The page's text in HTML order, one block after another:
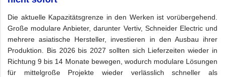
Die aktuelle Kapazitätsgrenze in den Werken ist vorübergehend.
Große modulare Anbieter, darunter Vertiv, Schneider Electric und
mehrere asiatische Hersteller, investieren in den Ausbau ihrer
Produktion. Bis 2026 bis 2027 sollten sich Lieferzeiten wieder in
Richtung 9 bis 14 Monate bewegen, wodurch modulare Lösungen
für mittelgroße Projekte wieder verlässlich schneller als